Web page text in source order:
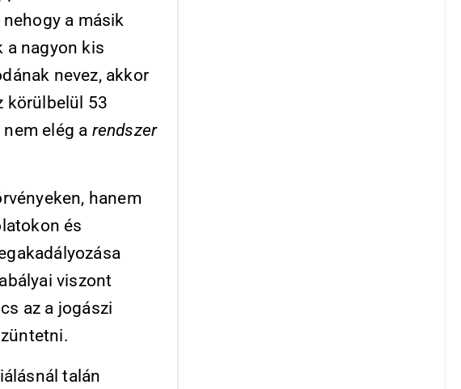
a másik
a nagyon kis
nevez, akkor
körülbelül 53
elég a rendszer
hanem
és
viszont
az a jogászi
talán